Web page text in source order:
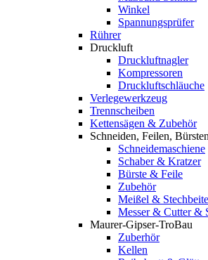
Winkel
Spannungsprüfer
Rührer
Druckluft
Druckluftnagler
Kompressoren
Druckluftschläuche
Verlegewerkzeug
Trennscheiben
Kettensägen & Zubehör
Schneiden, Feilen, Bürsten
Schneidemaschiene
Schaber & Kratzer
Bürste & Feile
Zubehör
Meißel &
Messer & Cutter &
Maurer-Gipser-TroBau
Zuberhör
Kellen